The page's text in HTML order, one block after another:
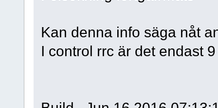
Kan denna info säga nåt
I control rrc är det endast